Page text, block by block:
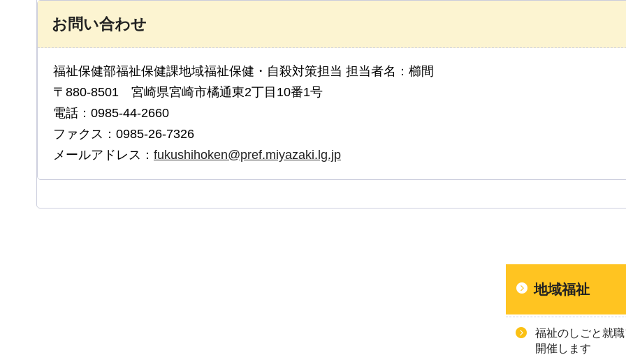
お問い合わせ
福祉保健部福祉保健課地域福祉保健・自殺対策担当 担当者名：櫛間
〒880-8501 宮崎県宮崎市橘通東2丁目10番1号
電話：0985-44-2660
ファクス：0985-26-7326
メールアドレス： fukushihoken@pref.miyazaki.lg.jp
地域福祉
福祉のしごと就
開催します